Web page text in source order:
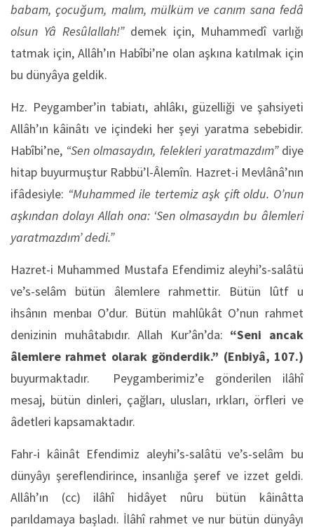
babam, çocuğum, malım, mülküm ve canım sana fedâ
olsun Yâ Resûlallah!” demek için, Muhammedî varlığı
tatmak için, Allâh’ın Habîbi’ne olan aşkına katılmak için
bu dünyâya geldik.
Hz. Peygamber’in tabiatı, ahlâkı, güzelliği ve şahsiyeti
Allâh’ın kâinâtı ve içindeki her şeyi yaratma sebebidir.
Habîbi’ne, “Sen olmasaydın, felekleri yaratmazdım” diye
hitap buyurmuştur Rabbü’l-Âlemîn. Hazret-i Mevlânâ’nın
ifâdesiyle: “Muhammed ile tertemiz aşk çift oldu. O’nun
aşkından dolayı Allah ona: ‘Sen olmasaydın bu âlemleri
yaratmazdım’ dedi.”
Hazret-i Muhammed Mustafa Efendimiz aleyhi’s-salâtü
ve’s-selâm bütün âlemlere rahmettir. Bütün lûtf u
ihsânın menbaı O’dur. Bütün mahlûkât O’nun rahmet
denizinin muhâtabıdır. Allah Kur’ân’da: “Seni ancak
âlemlere rahmet olarak gönderdik.” (Enbiyâ, 107.)
buyurmaktadır. Peygamberimiz’e gönderilen ilâhî
mesaj, bütün dinleri, çağları, ulusları, ırkları, örfleri ve
âdetleri kapsamaktadır.
Fahr-i kâinât Efendimiz aleyhi’s-salâtü ve’s-selâm bu
dünyâyı şereflendirince, insanlığa şeref ve izzet geldi.
Allâh’ın (cc) ilâhî hidâyet nûru bütün kâinâtta
parıldamaya başladı. İlâhî rahmet ve nur bütün dünyâyı